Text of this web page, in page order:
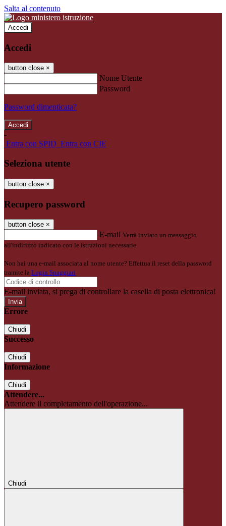
Salta al contenuto
Accedi
Accedi
button close ×
Nome Utente
Password
Password dimenticata?
-
Entra con SPID Entra con CIE
Seleziona utente
button close ×
Recupero password
button close ×
E-mail Verrà inviato un messaggio
all'indirizzo indicato con le istruzioni necessarie.
Non hai una e-mail associata al nome utente? Effettua il reset della password
tramite la Login Spaggiari
E-mail inviata, si prega di controllare la casella di posta elettronica!
Errore
Chiudi
Successo
Chiudi
Informazione
Chiudi
Attendere...
Attendere il completamento dell'operazione...
Chiudi